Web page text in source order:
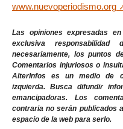
www.nuevoperiodismo.org
Las opiniones expresadas
exclusiva
necesariamente, los puntos
Comentarios injuriosos o
AlterInfos es un medio de
izquierda. Busca difundir
emancipadoras. Los
contraria no serán publicados
espacio de la web para serlo.